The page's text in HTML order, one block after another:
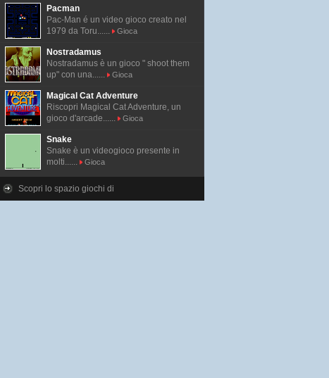
Pacman
Pac-Man é un video gioco creato nel
1979 da Toru......
Gioca
Nostradamus
Nostradamus è un gioco " shoot them
up" con una......
Gioca
Magical Cat Adventure
Riscopri Magical Cat Adventure, un
gioco d'arcade......
Gioca
Snake
Snake è un videogioco presente in
molti......
Gioca
Scopri lo spazio giochi di